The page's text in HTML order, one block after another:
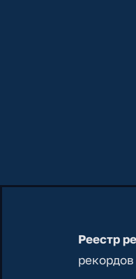
Реестр